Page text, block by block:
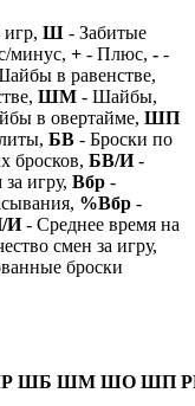
Ш - Забитые
минус, + - Плюс, - -
в равенстве,
ШМ - Шайбы,
в овертайме, ШП
БВ - Броски по
бросков, БВ/И-
игру, Вбр -
%Вбр -
И- Среднее время на
смен за игру,
броски
ШБ ШМ ШО ШП